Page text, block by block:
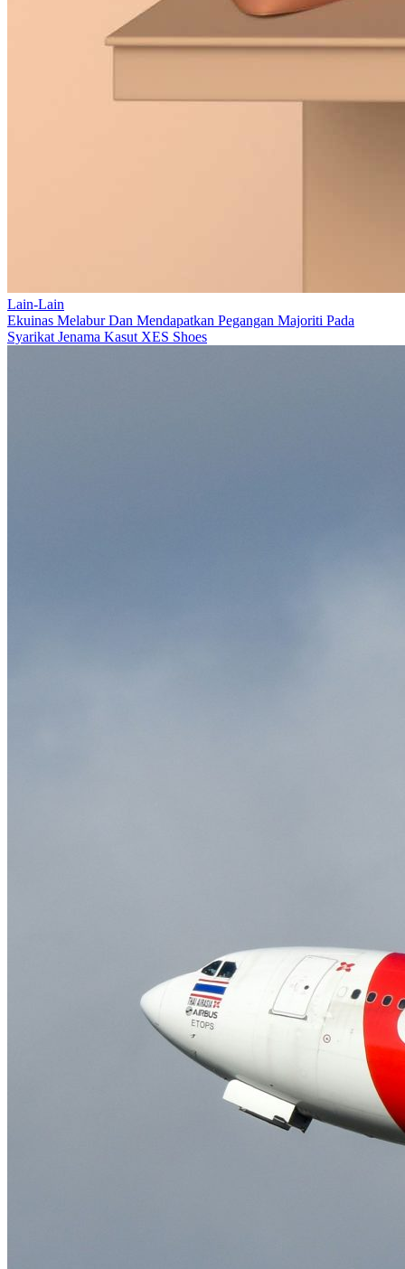
Lain-Lain
Ekuinas Melabur Dan Mendapatkan Pegangan Majoriti Pada
Syarikat Jenama Kasut XES Shoes